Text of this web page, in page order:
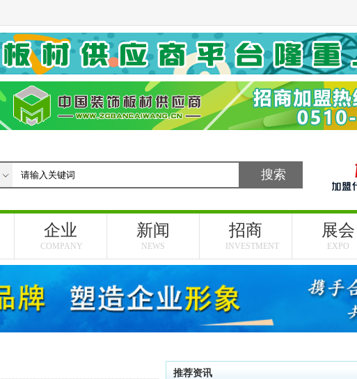
企业
COMPANY
新闻
NEWS
招商
INVESTMENT
展会
EXPO
推荐资讯